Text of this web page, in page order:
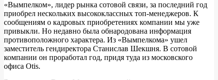
«Вымпелком», лидер рынка сотовой связи, за последний год
приобрел нескольких высококлассных топ-менеджеров. К
сообщениям о кадровых приобретениях компании мы уже
привыкли. Но недавно была обнародована информация
противоположного характера. Из «Вымпелкома» ушел
заместитель гендиректора Станислав Шекшня. В сотовой
компании он проработал год, придя туда из московского
офиса Otis.